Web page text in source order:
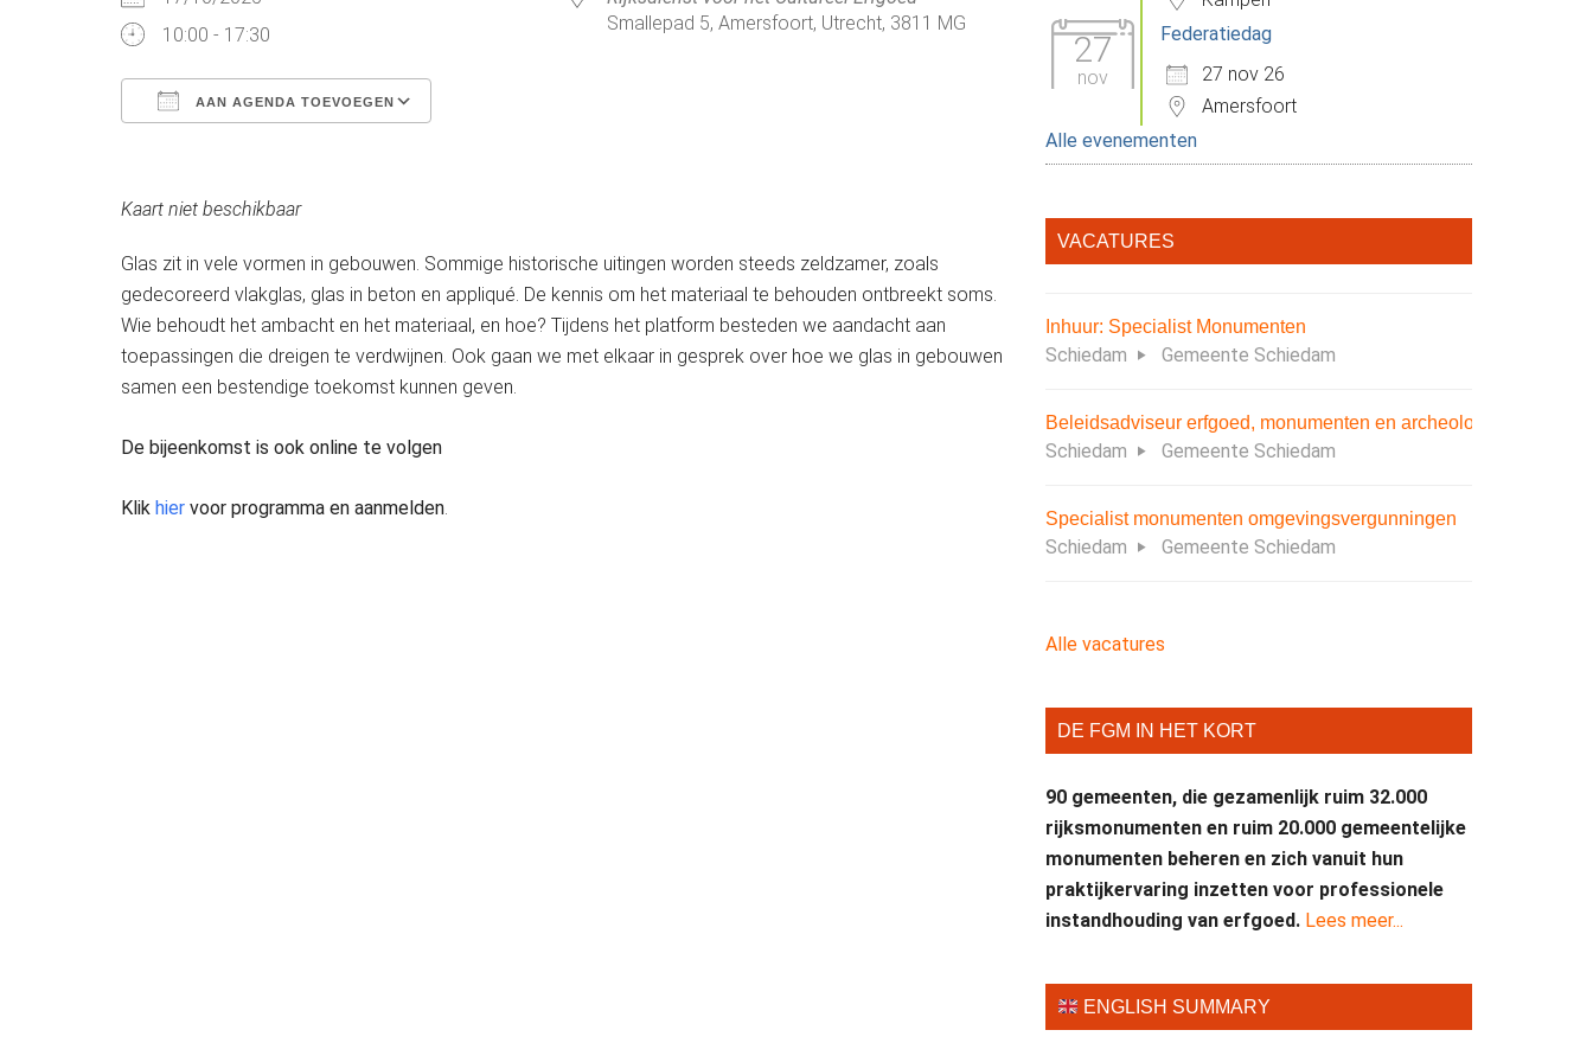
10:00 - 17:30
AAN AGENDA TOEVOEGEN
Office 365
Smallepad 5, Amersfoort, Utrecht, 3811 MG
Kaart niet beschikbaar
Glas zit in vele vormen in gebouwen. Sommige historische uitingen worden steeds zeldzamer, zoals
gedecoreerd vlakglas, glas in beton en appliqué. De kennis om het materiaal te behouden ontbreekt soms.
Wie behoudt het ambacht en het materiaal, en hoe? Tijdens het platform besteden we aandacht aan
toepassingen die dreigen te verdwijnen. Ook gaan we met elkaar in gesprek over hoe we glas in gebouwen
samen een bestendige toekomst kunnen geven.
De bijeenkomst is ook online te volgen
Klik hier voor programma en aanmelden.
27
nov
Federatiedag
27 nov 26
Amersfoort
Alle evenementen
VACATURES
Inhuur: Specialist Monumenten
Schiedam Gemeente Schiedam
Beleidsadviseur erfgoed, monumenten en archeologie
Schiedam Gemeente Schiedam
Specialist monumenten omgevingsvergunningen
Schiedam Gemeente Schiedam
Alle vacatures
DE FGM IN HET KORT
90 gemeenten, die gezamenlijk ruim 32.000
rijksmonumenten en ruim 20.000 gemeentelijke
monumenten beheren en zich vanuit hun
praktijkervaring inzetten voor professionele
instandhouding van erfgoed. Lees meer...
ENGLISH SUMMARY